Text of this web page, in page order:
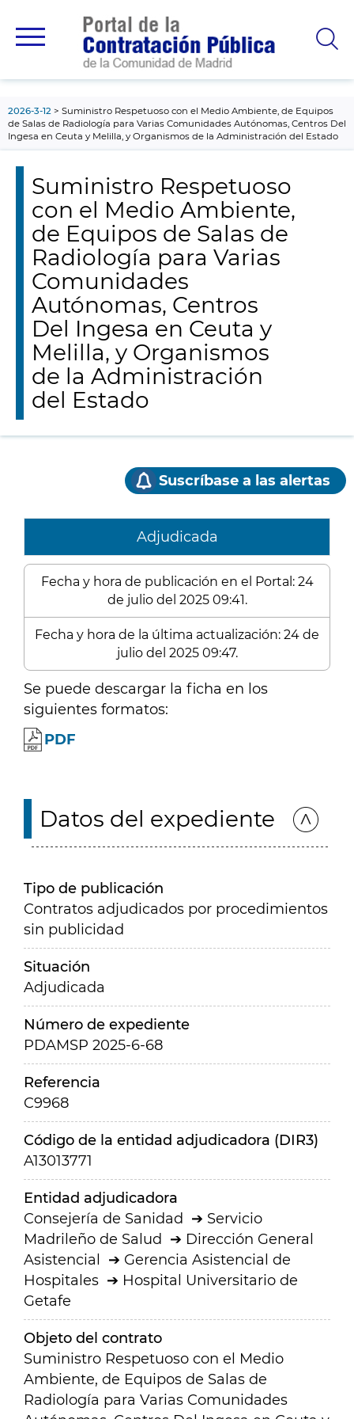
principal
2026-3-12
Suministro Respetuoso con el Medio Ambiente, de Equipos
de Salas de Radiología para Varias Comunidades Autónomas, Centros Del
Ingesa en Ceuta y Melilla, y Organismos de la Administración del Estado
Suministro Respetuoso
con el Medio Ambiente,
de Equipos de Salas de
Radiología para Varias
Comunidades
Autónomas, Centros
Del Ingesa en Ceuta y
Melilla, y Organismos
de la Administración
del Estado
Suscríbase a las alertas
Adjudicada
Fecha y hora de publicación en el Portal: 24
de julio del 2025 09:41.
Fecha y hora de la última actualización: 24 de
julio del 2025 09:47.
Se puede descargar la ficha en los
siguientes formatos:
PDF
Datos del expediente
Tipo de publicación
Contratos adjudicados por procedimientos
sin publicidad
Situación
Adjudicada
Número de expediente
PDAMSP 2025-6-68
Referencia
C9968
Código de la entidad adjudicadora (DIR3)
A13013771
Entidad adjudicadora
Consejería de Sanidad
Servicio
Madrileño de Salud
Dirección General
Asistencial
Gerencia Asistencial de
Hospitales
Hospital Universitario de
Getafe
Objeto del contrato
Suministro Respetuoso con el Medio
Ambiente, de Equipos de Salas de
Radiología para Varias Comunidades